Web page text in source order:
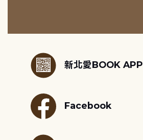
新北愛BOOK APP
Facebook